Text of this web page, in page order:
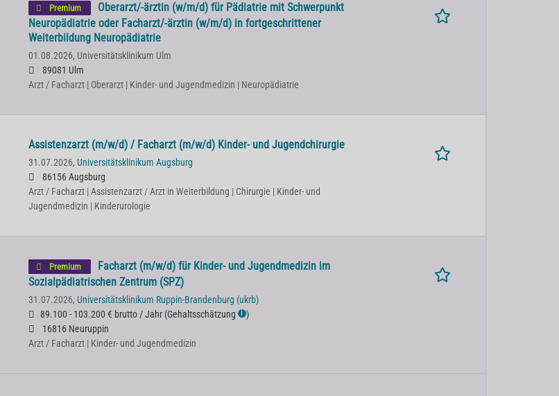
Premium
Oberarzt/-ärztin (w/m/d) für Pädiatrie mit Schwerpunkt
Neuropädiatrie oder Facharzt/-ärztin (w/m/d) in fortgeschrittener
Weiterbildung Neuropädiatrie
01.08.2026, Universitätsklinikum Ulm
89081 Ulm
Arzt / Facharzt | Oberarzt | Kinder- und Jugendmedizin | Neuropädiatrie
Assistenzarzt (m/w/d) / Facharzt (m/w/d) Kinder- und Jugendchirurgie
31.07.2026, Universitätsklinikum Augsburg
86156 Augsburg
Arzt / Facharzt | Assistenzarzt / Arzt in Weiterbildung | Chirurgie | Kinder- und
Jugendmedizin | Kinderurologie
Premium
Facharzt (m/w/d) für Kinder- und Jugendmedizin im
Sozialpädiatrischen Zentrum (SPZ)
31.07.2026, Universitätsklinikum Ruppin-Brandenburg (ukrb)
89.100 - 103.200 € brutto / Jahr (Gehaltsschätzung ℹ )
16816 Neuruppin
Arzt / Facharzt | Kinder- und Jugendmedizin